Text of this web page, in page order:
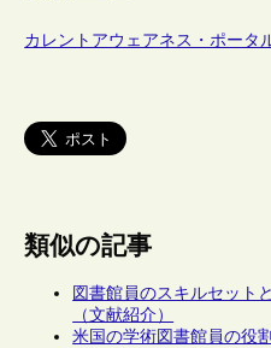
カレントアウェアネス・ポータ
類似の記事
図書館員のスキルセット
（文献紹介）
米国の学術図書館員の役